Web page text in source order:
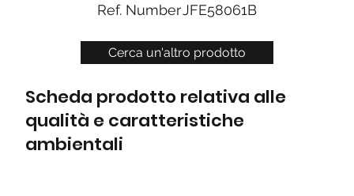
Cerca un'altro prodotto
Ref. NumberJFE58061B
Scheda prodotto relativa alle
qualità e caratteristiche
ambientali